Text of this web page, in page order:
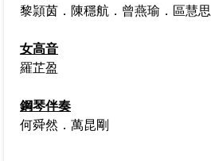
黎頴茵．陳穩航．曾燕瑜．區慧思
女高音
羅芷盈
鋼琴伴奏
何舜然．萬昆剛